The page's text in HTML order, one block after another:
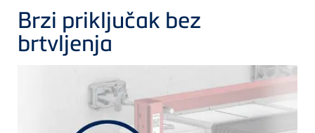
Brzi priključak bez
brtvljenja